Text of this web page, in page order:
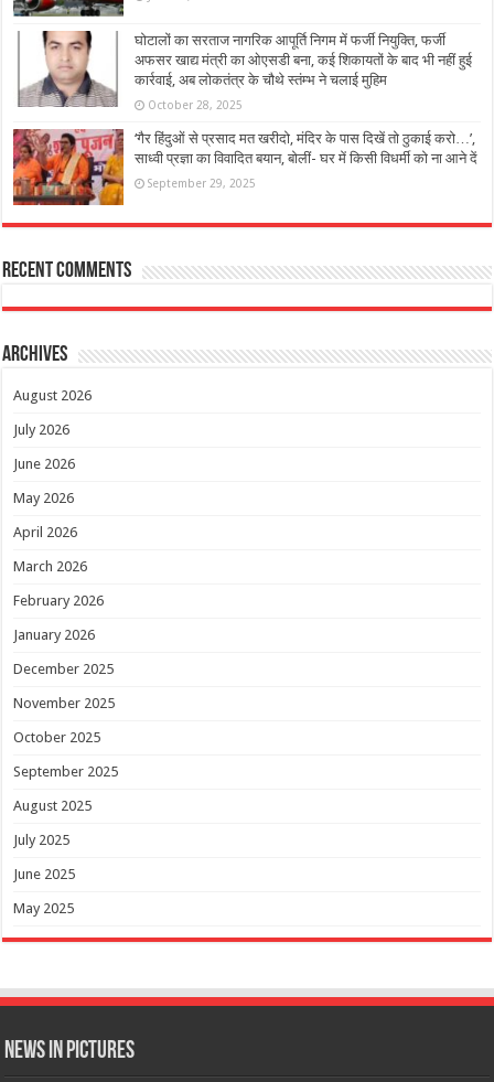
घोटालों का सरताज नागरिक आपूर्ति निगम में फर्जी नियुक्ति, फर्जी
अफसर खाद्य मंत्री का ओएसडी बना, कई शिकायतों के बाद भी नहीं हुई
कार्रवाई, अब लोकतंत्र के चौथे स्तंम्भ ने चलाई मुहिम
October 28, 2025
‘गैर हिंदुओं से प्रसाद मत खरीदो, मंदिर के पास दिखें तो ठुकाई करो…’,
साध्वी प्रज्ञा का विवादित बयान, बोलीं- घर में किसी विधर्मी को ना आने दें
September 29, 2025
Recent Comments
Archives
August 2026
July 2026
June 2026
May 2026
April 2026
March 2026
February 2026
January 2026
December 2025
November 2025
October 2025
September 2025
August 2025
July 2025
June 2025
May 2025
News in Pictures